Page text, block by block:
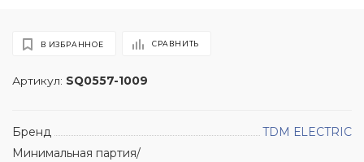
Артикул: SQ0557-1009
В ИЗБРАННОЕ СРАВНИТЬ
Бренд
TDM ЕLECTRIC
Минимальная партия/